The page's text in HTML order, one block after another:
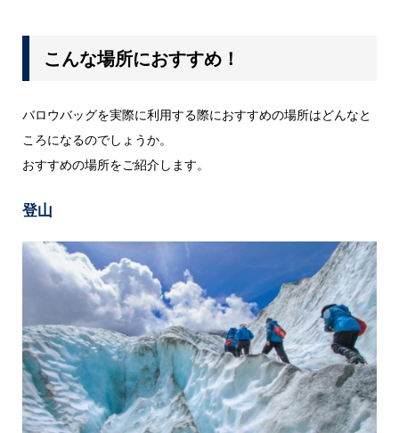
こんな場所におすすめ！
バロウバッグを実際に利用する際におすすめの場所はどんなと
ころになるのでしょうか。
おすすめの場所をご紹介します。
登山